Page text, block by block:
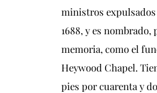
ministros expulsados
1688, y es nombrado,
memoria, como el
Heywood Chapel.
pies por cuarenta y